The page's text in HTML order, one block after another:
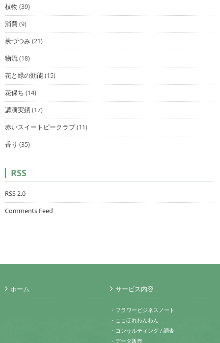
枝物 (39)
消費(9)
炭づつみ(21)
物流(18)
花と緑の効能(15)
花保ち (14)
講演実績(17)
赤いスイートピークラブ(11)
香り (35)
RSS
RSS 2.0
Comments Feed
ホーム サービス内容
・フラワービジネスノート
・ここほれわんわん
・コンサルティング / 調査
・データ販売